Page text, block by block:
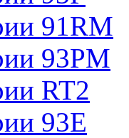
91RM
93PM
RT2
93E